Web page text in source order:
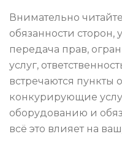
Внимательно
обязанности сторон,
передача прав,
услуг,
встречаются пункты
конкурирующие
оборудованию и
всё это влияет на